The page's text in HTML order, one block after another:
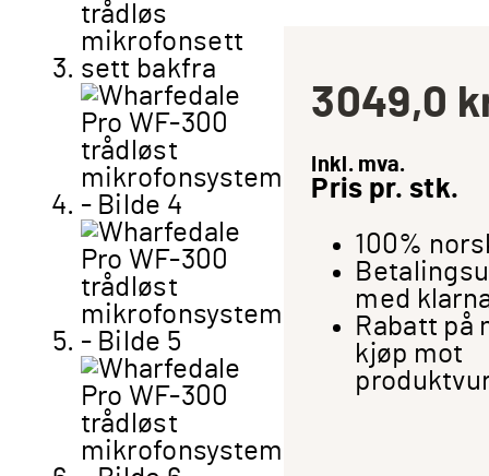
3049,0
Inkl. mva.
Pris pr. stk.
100%
med
Rabatt på
kjøp mot